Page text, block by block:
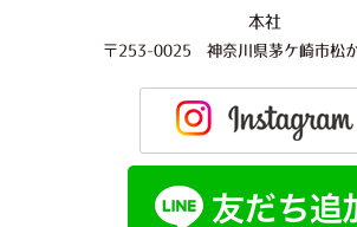
本社
〒253-0025 神奈川県茅ケ崎市松